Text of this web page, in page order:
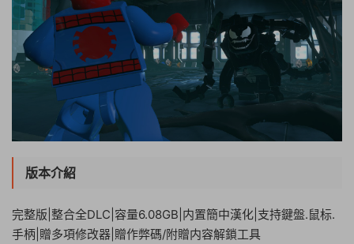
版本介紹
完整版|整合全DLC|容量6.08GB|内置簡中漢化|支持鍵盤.鼠标.
手柄|贈多項修改器|贈作弊碼/附贈内容解鎖工具